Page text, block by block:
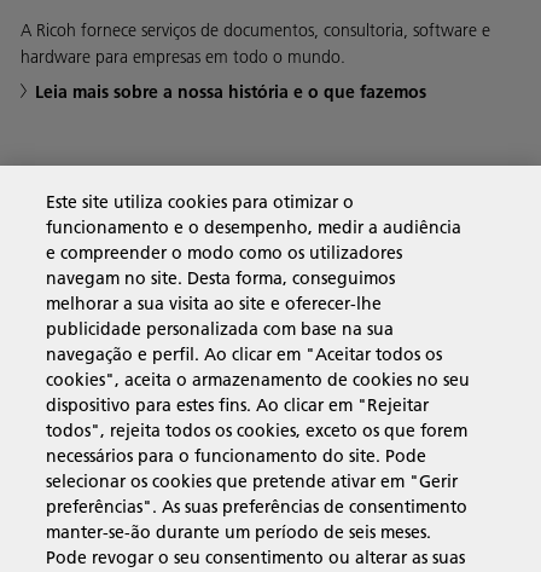
A Ricoh fornece serviços de documentos, consultoria, software e
hardware para empresas em todo o mundo.
Leia mais sobre a nossa história e o que fazemos
Soluções empresariais
Produtos e serviços
Assistência e contacto
Recursos
Siga-nos
Este site utiliza cookies para otimizar o
funcionamento e o desempenho, medir a audiência
e compreender o modo como os utilizadores
navegam no site. Desta forma, conseguimos
melhorar a sua visita ao site e oferecer-lhe
publicidade personalizada com base na sua
navegação e perfil. Ao clicar em "Aceitar todos os
cookies", aceita o armazenamento de cookies no seu
dispositivo para estes fins. Ao clicar em "Rejeitar
todos", rejeita todos os cookies, exceto os que forem
necessários para o funcionamento do site. Pode
selecionar os cookies que pretende ativar em "Gerir
preferências". As suas preferências de consentimento
manter-se-ão durante um período de seis meses.
Pode revogar o seu consentimento ou alterar as suas